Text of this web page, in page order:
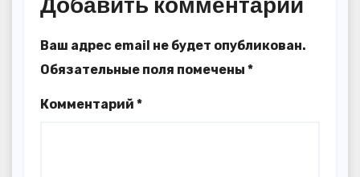
Ваш адрес email не будет опубликован.
Обязательные поля помечены *
Комментарий *